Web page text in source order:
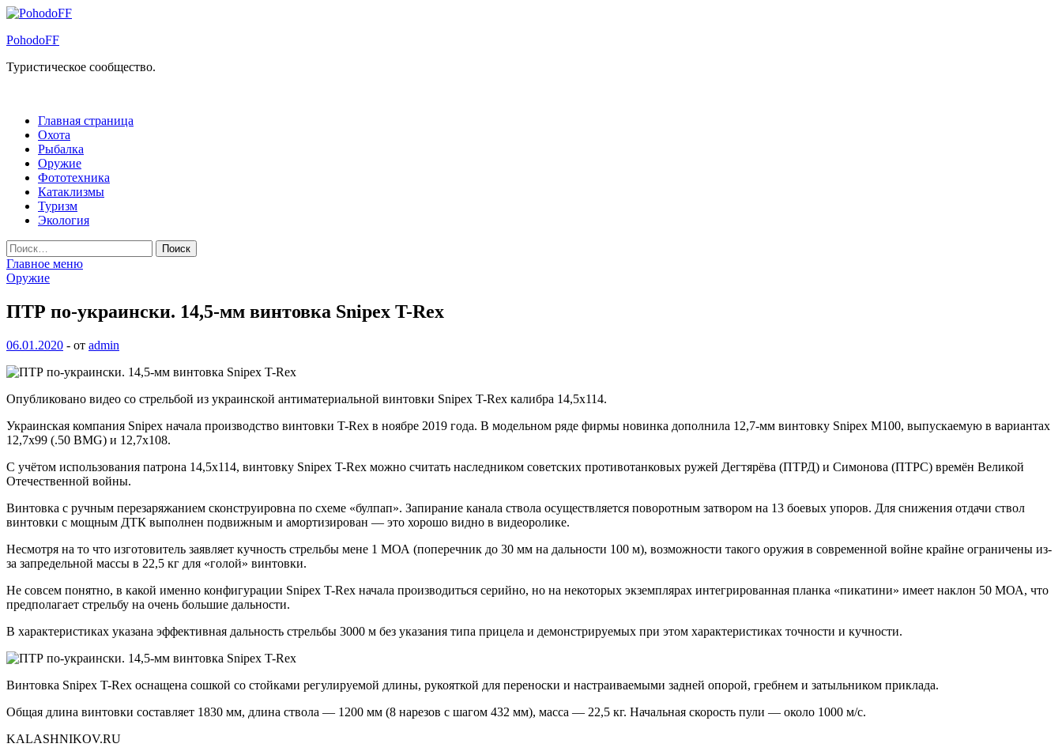
Перейти
содержимому
PohodoFF
Туристическое сообщество.
Главная страница
Охота
Рыбалка
Оружие
Фототехника
Катаклизмы
Туризм
Экология
Найти:
Главное меню
Оружие
ПТР по-украински. 14,5-мм винтовка Snipex T-Rex
06.01.2020 - от admin
Опубликовано видео со стрельбой из украинской антиматериальной винтовки Snipex T-Rex калибра 14,5х114.
Украинская компания Snipex начала производство винтовки T-Rex в ноябре 2019 года. В модельном ряде фирмы новинка дополнила 12,7-мм винтовку Snipex M100, выпускаемую в вариантах
12,7х99 (.50 BMG) и 12,7х108.
С учётом использования патрона 14,5х114, винтовку Snipex T-Rex можно считать наследником советских противотанковых ружей Дегтярёва (ПТРД) и Симонова (ПТРС) времён Великой
Отечественной войны.
Винтовка с ручным перезаряжанием сконструировна по схеме «булпап». Запирание канала ствола осуществляется поворотным затвором на 13 боевых упоров. Для снижения отдачи ствол
винтовки с мощным ДТК выполнен подвижным и амортизирован — это хорошо видно в видеоролике.
Несмотря на то что изготовитель заявляет кучность стрельбы мене 1 МОА (поперечник до 30 мм на дальности 100 м), возможности такого оружия в современной войне крайне ограничены из-
за запредельной массы в 22,5 кг для «голой» винтовки.
Не совсем понятно, в какой именно конфигурации Snipex T-Rex начала производиться серийно, но на некоторых экземплярах интегрированная планка «пикатини» имеет наклон 50 МОА, что
предполагает стрельбу на очень большие дальности.
В характеристиках указана эффективная дальность стрельбы 3000 м без указания типа прицела и демонстрируемых при этом характеристиках точности и кучности.
Винтовка Snipex T-Rex оснащена сошкой со стойками регулируемой длины, рукояткой для переноски и настраиваемыми задней опорой, гребнем и затыльником приклада.
Общая длина винтовки составляет 1830 мм, длина ствола — 1200 мм (8 нарезов с шагом 432 мм), масса — 22,5 кг. Начальная скорость пули — около 1000 м/с.
KALASHNIKOV.RU